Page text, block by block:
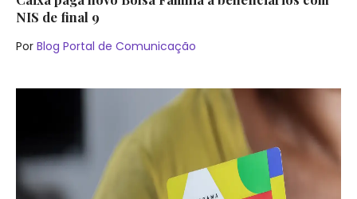
NIS de final 9
Por Blog Portal de Comunicação